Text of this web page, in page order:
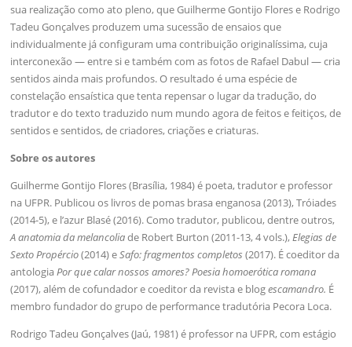
sua realização como ato pleno, que Guilherme Gontijo Flores e Rodrigo
Tadeu Gonçalves produzem uma sucessão de ensaios que
individualmente já configuram uma contribuição originalíssima, cuja
interconexão — entre si e também com as fotos de Rafael Dabul — cria
sentidos ainda mais profundos. O resultado é uma espécie de
constelação ensaística que tenta repensar o lugar da tradução, do
tradutor e do texto traduzido num mundo agora de feitos e feitiços, de
sentidos e sentidos, de criadores, criações e criaturas.
Sobre os autores
Guilherme Gontijo Flores (Brasília, 1984) é poeta, tradutor e professor
na UFPR. Publicou os livros de pomas brasa enganosa (2013), Tróiades
(2014-5), e l’azur Blasé (2016). Como tradutor, publicou, dentre outros,
A anatomia da melancoliade Robert Burton (2011-13, 4 vols.),Elegias de
Sexto Propércio(2014) eSafo: fragmentos completos (2017). É coeditor da
antologiaPor que calar nossos amores? Poesia homoerótica romana
(2017), além de cofundador e coeditor da revista e blogescamandro. É
membro fundador do grupo de performance tradutória Pecora Loca.
Rodrigo Tadeu Gonçalves (Jaú, 1981) é professor na UFPR, com estágio